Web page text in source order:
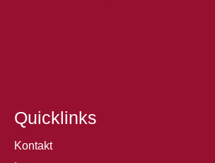
Quicklinks
Kontakt